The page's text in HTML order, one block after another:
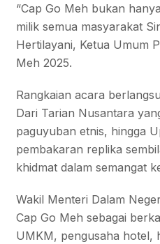
“Cap Go Meh bukan
milik semua masyarakat
Hertilayani, Ketua Umum
Meh 2025.
Rangkaian acara
Dari Tarian Nusantara
paguyuban etnis, hingga
pembakaran replika
khidmat dalam semangat
Wakil Menteri Dalam
Cap Go Meh sebagai
UMKM, pengusaha hotel,